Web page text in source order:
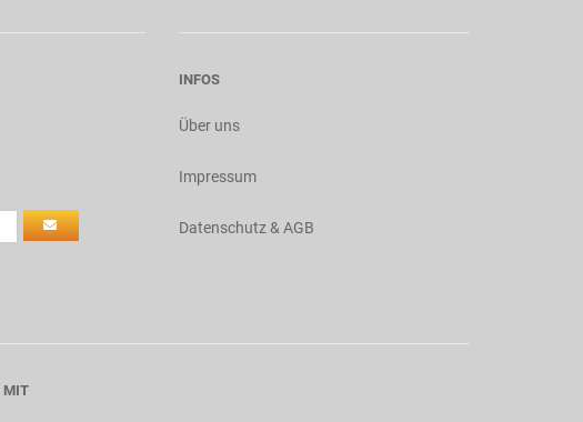
INFOS
Über uns
Impressum
Datenschutz & AGB
MIT